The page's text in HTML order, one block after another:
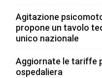
Agitazione
propone un tavolo
unico nazionale
Aggiornate le tariffe
ospedaliera